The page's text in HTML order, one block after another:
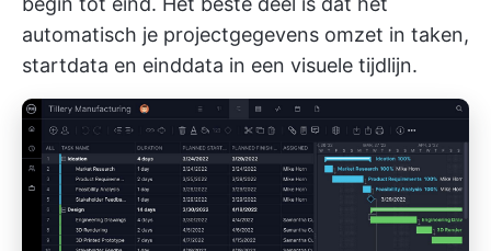
automatisch je projectgegevens omzet in taken,
startdata en einddata in een visuele tijdlijn.